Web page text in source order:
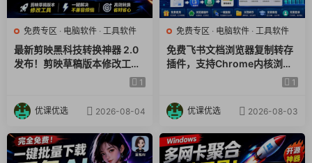
免费专区 · 电脑软件 · 工具软件
最新剪映黑科技转换神器 2.0
发布！剪映草稿版本修改工具
，一键解决剪映草稿不兼容烦1
优课优选 2026-08-04
免费专区 · 电脑软件 · 工具软件
免费飞书文档浏览器复制转存
插件，支持Chrome内核浏览
器，无需登录账号（插件+安 1
优课优选 2026-08-03